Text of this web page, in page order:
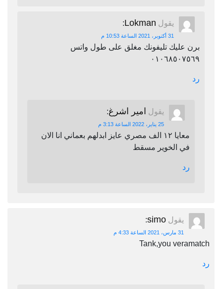
يقول Lokman
:
31 أكتوبر، 2021 الساعة 10:53 م
برن عليك تليفونك مغلق على طول واتس
٠١٠٦٨٥٠٧٥٦٩
رد
يقول امير اشرغ:
25 يناير، 2022 الساعة 3:13 م
معايا ١٢ الف مصري عايز ابدلهم بعماني انا الان
في الخوير مسقط
رد
يقول simo
:
31 مارس، 2021 الساعة 4:33 م
Tank,you veramatch
رد